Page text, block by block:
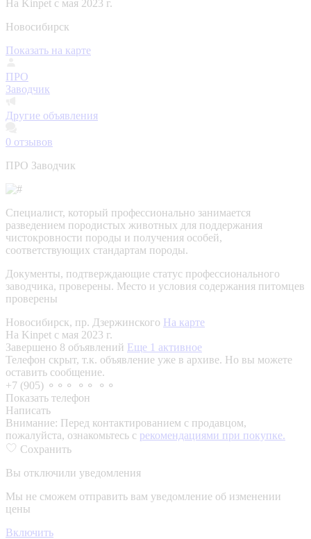
На Kinpet c мая 2023 г.
Новосибирск
Показать на карте
ПРО
Заводчик
Другие объявления
0 отзывов
ПРО Заводчик
Специалист, который профессионально занимается
разведением породистых животных для поддержания
чистокровности породы и получения особей,
соответствующих стандартам породы.
Документы, подтверждающие статус профессионального
заводчика, проверены. Место и условия содержания питомцев
проверены
Новосибирск, пр. Дзержинского На карте
На Kinpet c мая 2023 г.
Завершено 8 объявлений Еще 1 активное
Телефон скрыт, т.к. объявление уже в архиве. Но вы можете
оставить сообщение.
+7 (905) ⚬⚬⚬ ⚬⚬ ⚬⚬
Показать телефон
Написать
Внимание: Перед контактированием с продавцом,
пожалуйста, ознакомьтесь с рекомендациями при покупке.
Сохранить
Вы отключили уведомления
Мы не сможем отправить вам уведомление об изменении
цены
Включить